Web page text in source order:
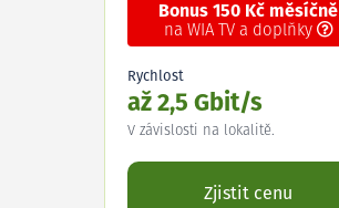
Bonus 150 Kč měsíčně
na WIA TV a doplňky
Rychlost
až 2,5 Gbit/s
V závislosti na lokalitě.
Zjistit cenu